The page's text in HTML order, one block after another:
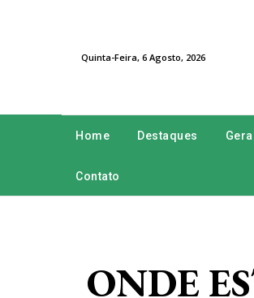
Quinta-Feira, 6 Agosto, 2026
Home Destaques Geral
Contato
ONDE